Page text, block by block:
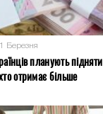
Березня
планують підняти
отримає більше